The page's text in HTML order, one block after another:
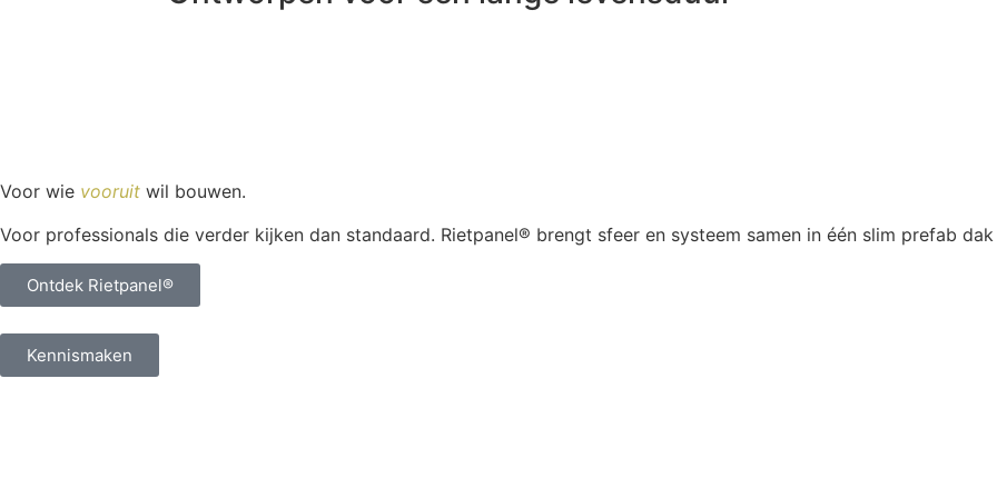
Voor wie vooruit wil bouwen.
Voor professionals die verder kijken dan standaard. Rietpanel® brengt sfeer en systeem samen in één slim prefab
Ontdek Rietpanel®
Kennismaken